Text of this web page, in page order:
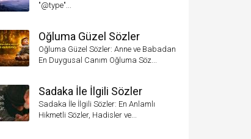
"@type"...
Oğluma Güzel Sözler
Oğluma Güzel Sözler: Anne ve Babadan
En Duygusal Canım Oğluma Söz...
Sadaka İle İlgili Sözler
Sadaka İle İlgili Sözler: En Anlamlı
Hikmetli Sözler, Hadisler ve...